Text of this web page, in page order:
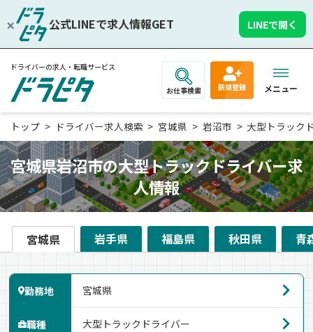
公式LINEで求人情報GET LINEで開く
ドライバーの求人・転職サービス
お仕事検索 新規登録 メニュー
トップ ドライバー求人検索 宮城県 岩沼市 大型トラック
宮城県岩沼市の大型トラックドライバー求
人情報
宮城県 岩手県 福島県 秋田県 青
勤務地
職種